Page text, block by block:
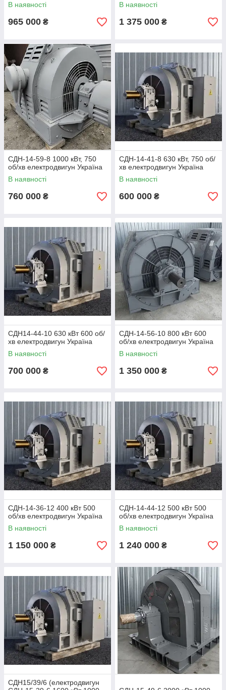
В наявності
965 000 ₴
В наявності
1 375 000 ₴
СДН-14-59-8 1000 кВт, 750
об/хв електродвигун Україна
В наявності
760 000 ₴
СДН-14-41-8 630 кВт, 750 об/
хв електродвигун Україна
В наявності
600 000 ₴
СДН14-44-10 630 кВт 600 об/
хв електродвигун Україна
В наявності
700 000 ₴
СДН-14-56-10 800 кВт 600
об/хв електродвигун Україна
В наявності
1 350 000 ₴
СДН-14-36-12 400 кВт 500
об/хв електродвигун Україна
В наявності
1 150 000 ₴
СДН-14-44-12 500 кВт 500
об/хв електродвигун Україна
В наявності
1 240 000 ₴
СДН15/39/6 (електродвигун